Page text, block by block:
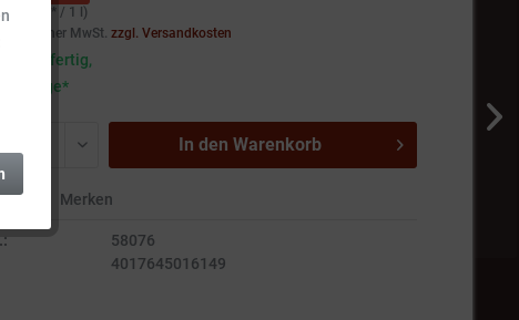
€ * / 1 l)
MwSt.zzgl. Versandkosten
5 Tage*
In den Warenkorb
Merken
58076
4017645016149